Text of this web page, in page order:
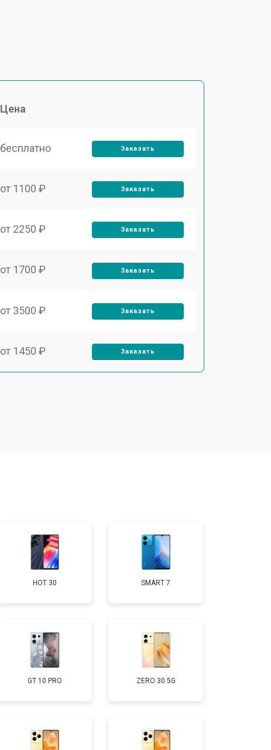
Цена
бесплатно Заказать
от 1100 ₽ Заказать
от 2250 ₽ Заказать
от 1700 ₽ Заказать
от 3500 ₽ Заказать
от 1450 ₽ Заказать
от 1400 ₽
от 950 ₽ Заказать
от 1750 ₽ Заказать
HOT 30 SMART 7
GT 10 PRO ZERO 30 5G